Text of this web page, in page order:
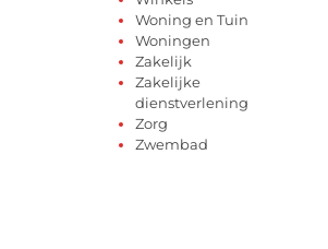
Woning en Tuin
Woningen
Zakelijk
Zakelijke
dienstverlening
Zorg
Zwembad